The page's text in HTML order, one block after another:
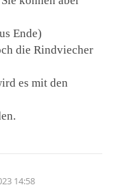
Ende)
die Rindviecher
es mit den
14:58